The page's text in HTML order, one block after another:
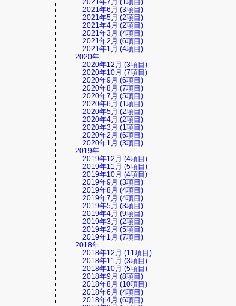
2021年7月 (1項目)
2021年6月 (3項目)
2021年5月 (2項目)
2021年4月 (2項目)
2021年3月 (4項目)
2021年2月 (6項目)
2021年1月 (4項目)
2020年
2020年12月 (3項目)
2020年10月 (7項目)
2020年9月 (6項目)
2020年8月 (7項目)
2020年7月 (5項目)
2020年6月 (1項目)
2020年5月 (2項目)
2020年4月 (2項目)
2020年3月 (1項目)
2020年2月 (6項目)
2020年1月 (3項目)
2019年
2019年12月 (4項目)
2019年11月 (5項目)
2019年10月 (4項目)
2019年9月 (3項目)
2019年8月 (4項目)
2019年7月 (4項目)
2019年5月 (3項目)
2019年4月 (9項目)
2019年3月 (2項目)
2019年2月 (5項目)
2019年1月 (7項目)
2018年
2018年12月 (11項目)
2018年11月 (3項目)
2018年10月 (5項目)
2018年9月 (8項目)
2018年8月 (10項目)
2018年6月 (4項目)
2018年4月 (6項目)